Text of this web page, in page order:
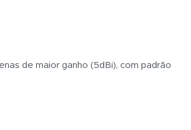
de maior ganho (5dBi), com padrão